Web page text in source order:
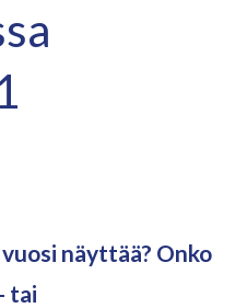
näyttää? Onko
tai